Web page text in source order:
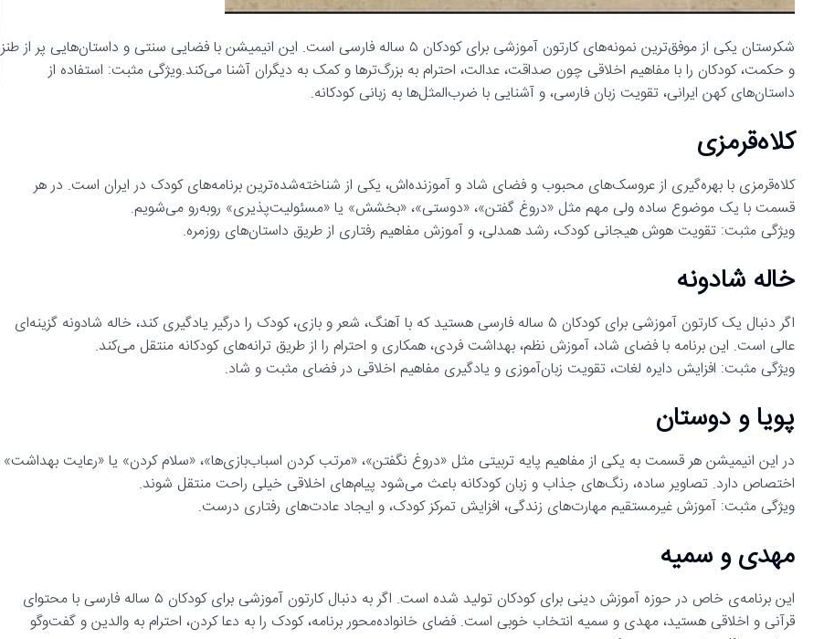
شکرستان یکی از موفق‌ترین نمونه‌های کارتون آموزشی برای کودکان ۵ ساله فارسی است. این انیمیشن با فضایی سنتی و داستان‌هایی پر از طنز
و حکمت، کودکان را با مفاهیم اخلاقی چون صداقت، عدالت، احترام به بزرگ‌ترها و کمک به دیگران آشنا می‌کند.ویژگی مثبت: استفاده از
داستان‌های کهن ایرانی، تقویت زبان فارسی، و آشنایی با ضرب‌المثل‌ها به زبانی کودکانه.
کلاه‌قرمزی
کلاه‌قرمزی با بهره‌گیری از عروسک‌های محبوب و فضای شاد و آموزنده‌اش، یکی از شناخته‌شده‌ترین برنامه‌های کودک در ایران است. در هر
قسمت با یک موضوع ساده ولی مهم مثل «دروغ گفتن»، «دوستی»، «بخشش» یا «مسئولیت‌پذیری» روبه‌رو می‌شویم.
ویژگی مثبت: تقویت هوش هیجانی کودک، رشد همدلی، و آموزش مفاهیم رفتاری از طریق داستان‌های روزمره.
خاله شادونه
اگر دنبال یک کارتون آموزشی برای کودکان ۵ ساله فارسی هستید که با آهنگ، شعر و بازی، کودک را درگیر یادگیری کند، خاله شادونه گزینه‌ای
عالی است. این برنامه با فضای شاد، آموزش نظم، بهداشت فردی، همکاری و احترام را از طریق ترانه‌های کودکانه منتقل می‌کند.
ویژگی مثبت: افزایش دایره لغات، تقویت زبان‌آموزی و یادگیری مفاهیم اخلاقی در فضای مثبت و شاد.
پویا و دوستان
در این انیمیشن هر قسمت به یکی از مفاهیم پایه تربیتی مثل «دروغ نگفتن»، «مرتب کردن اسباب‌بازی‌ها»، «سلام کردن» یا «رعایت بهداشت»
اختصاص دارد. تصاویر ساده، رنگ‌های جذاب و زبان کودکانه باعث می‌شود پیام‌های اخلاقی خیلی راحت منتقل شوند.
ویژگی مثبت: آموزش غیرمستقیم مهارت‌های زندگی، افزایش تمرکز کودک، و ایجاد عادت‌های رفتاری درست.
مهدی و سمیه
این برنامه‌ی خاص در حوزه آموزش دینی برای کودکان تولید شده است. اگر به دنبال کارتون آموزشی برای کودکان ۵ ساله فارسی با محتوای
قرآنی و اخلاقی هستید، مهدی و سمیه انتخاب خوبی است. فضای خانواده‌محور برنامه، کودک را به دعا کردن، احترام به والدین و گفت‌وگو